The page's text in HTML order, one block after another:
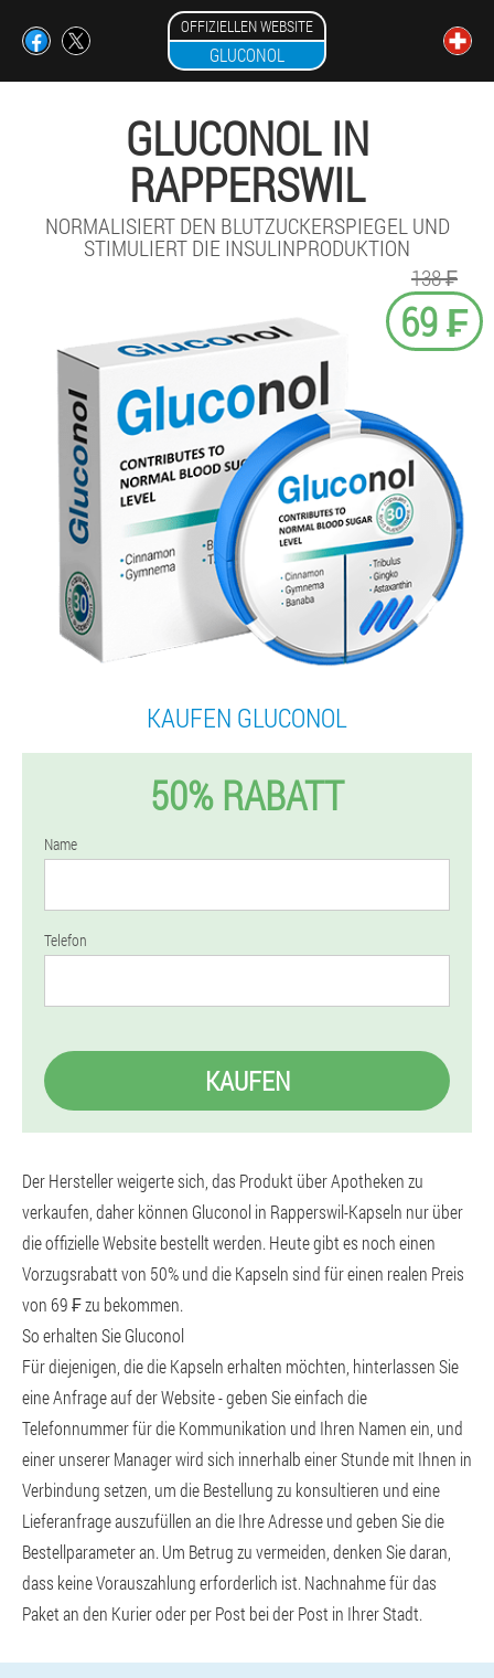
OFFIZIELLEN WEBSITE
GLUCONOL
GLUCONOL IN
RAPPERSWIL
NORMALISIERT DEN BLUTZUCKERSPIEGEL UND
STIMULIERT DIE INSULINPRODUKTION
138 ₣
69 ₣
KAUFEN GLUCONOL
50% RABATT
Name
Telefon
KAUFEN
Der Hersteller weigerte sich, das Produkt über Apotheken zu
verkaufen, daher können Gluconol in Rapperswil-Kapseln nur über
die offizielle Website bestellt werden. Heute gibt es noch einen
Vorzugsrabatt von 50% und die Kapseln sind für einen realen Preis
von 69 ₣ zu bekommen.
So erhalten Sie Gluconol
Für diejenigen, die die Kapseln erhalten möchten, hinterlassen Sie
eine Anfrage auf der Website - geben Sie einfach die
Telefonnummer für die Kommunikation und Ihren Namen ein, und
einer unserer Manager wird sich innerhalb einer Stunde mit Ihnen in
Verbindung setzen, um die Bestellung zu konsultieren und eine
Lieferanfrage auszufüllen an die Ihre Adresse und geben Sie die
Bestellparameter an. Um Betrug zu vermeiden, denken Sie daran,
dass keine Vorauszahlung erforderlich ist. Nachnahme für das
Paket an den Kurier oder per Post bei der Post in Ihrer Stadt.